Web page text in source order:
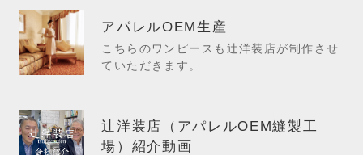
アパレルOEM生産
こちらのワンピースも辻洋装店が制作させ
ていただきます。 ...
辻洋装店（アパレルOEM縫製工
場）紹介動画